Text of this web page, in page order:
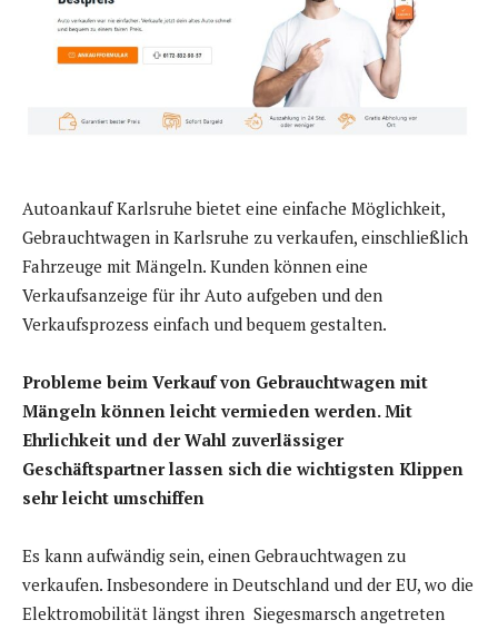
Autoankauf Karlsruhe bietet eine einfache Möglichkeit,
Gebrauchtwagen in Karlsruhe zu verkaufen, einschließlich
Fahrzeuge mit Mängeln. Kunden können eine
Verkaufsanzeige für ihr Auto aufgeben und den
Verkaufsprozess einfach und bequem gestalten.
Probleme beim Verkauf von Gebrauchtwagen mit
Mängeln können leicht vermieden werden.Mit
Ehrlichkeit und der Wahl zuverlässiger
Geschäftspartner lassen sich die wichtigsten Klippen
sehr leicht umschiffen
Es kann aufwändig sein, einen Gebrauchtwagen zu
verkaufen. Insbesondere in Deutschland und der EU, wo die
Elektromobilität längst ihren Siegesmarsch angetreten